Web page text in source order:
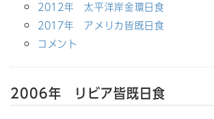
2012年 太平洋岸金環日食
2017年 アメリカ皆既日食
コメント
2006年 リビア皆既日食